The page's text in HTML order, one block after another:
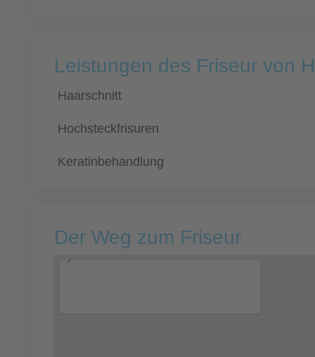
Leistungen des Friseur von
Haarschnitt
Hochsteckfrisuren
Keratinbehandlung
Der Weg zum Friseur